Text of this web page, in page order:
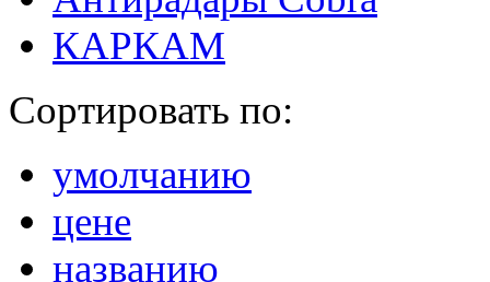
КАРКАМ
Сортировать по:
умолчанию
цене
названию